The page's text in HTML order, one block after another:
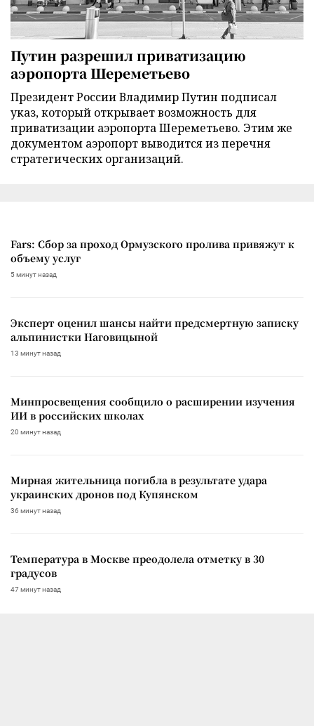
Путин разрешил приватизацию
аэропорта Шереметьево
Президент России Владимир Путин подписал
указ, который открывает возможность для
приватизации аэропорта Шереметьево. Этим же
документом аэропорт выводится из перечня
стратегических организаций.
Fars: Сбор за проход Ормузского пролива привяжут к
объему услуг
5 минут назад
Эксперт оценил шансы найти предсмертную записку
альпинистки Наговицыной
13 минут назад
Минпросвещения сообщило о расширении изучения
ИИ в российских школах
20 минут назад
Мирная жительница погибла в результате удара
украинских дронов под Купянском
36 минут назад
Температура в Москве преодолела отметку в 30
градусов
47 минут назад